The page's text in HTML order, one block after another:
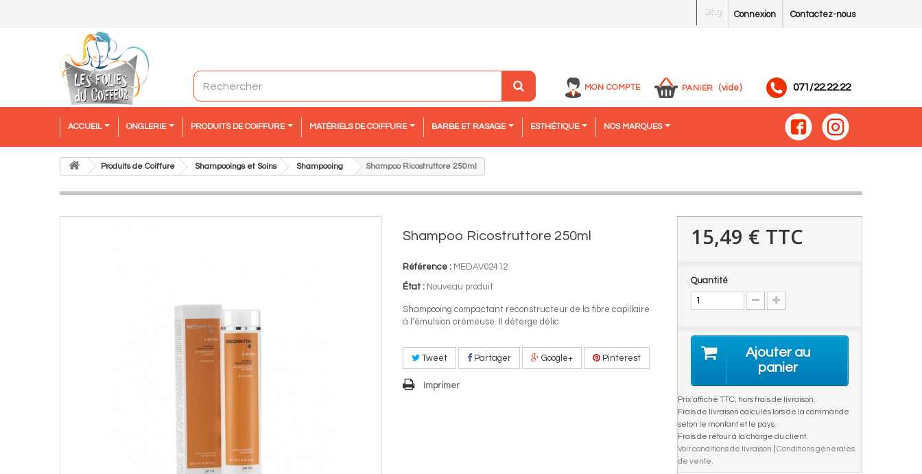
Contactez-nous
Connexion
Blog
MON COMPTE PANIER (vide) 071/22.22.22
ACCUEIL ONGLERIE PRODUITS DE COIFFURE MATÉRIELS DE COIFFURE BARBE ET RASAGE ESTHÉTIQUE NOS MARQUES
Produits de Coiffure Shampooings et Soins Shampooing Shampoo Ricostruttore 250ml
Shampoo Ricostruttore 250ml
Référence : MEDAV02412
État : Nouveau produit
Shampooing compactant reconstructeur de la fibre capillaire
à l’émulsion crémeuse. Il déterge délic
Tweet Partager Google+ Pinterest
Imprimer
15,49 € TTC
Quantité
Ajouter au
panier
Prix affiché TTC, hors frais de livraison.
Frais de livraison calculés lors de la commande
selon le montant et le pays.
Frais de retour à la charge du client.
Voir conditions de livraison
Conditions générales
de vente